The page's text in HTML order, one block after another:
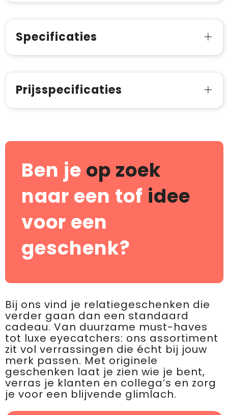
Specificaties
Prijsspecificaties
Ben je op zoek
naar een tof idee
voor een
geschenk?
Bij ons vind je relatiegeschenken die
verder gaan dan een standaard
cadeau. Van duurzame must-haves
tot luxe eyecatchers: ons assortiment
zit vol verrassingen die écht bij jouw
merk passen. Met originele
geschenken laat je zien wie je bent,
verras je klanten en collega’s en zorg
je voor een blijvende glimlach.